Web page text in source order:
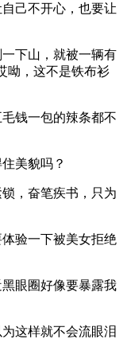
己不开心，也要让
下山，就被一辆有
呦，这不是铁布衫
钱一包的辣条都不
美貌吗？
，奋笔疾书，只为
验一下被美女拒绝
眼圈好像要暴露我
这样就不会流眼泪